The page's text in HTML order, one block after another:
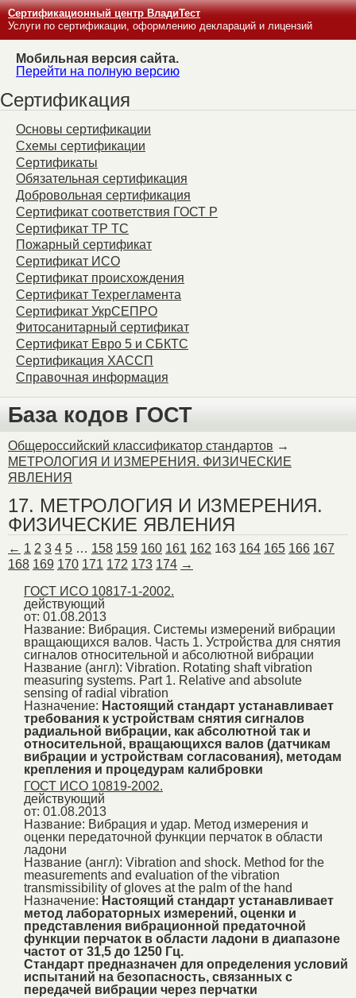
Сертификационный центр ВладиТест
Услуги по сертификации, оформлению деклараций и лицензий
Мобильная версия сайта.
Перейти на полную версию
Сертификация
Основы сертификации
Схемы сертификации
Сертификаты
Обязательная сертификация
Добровольная сертификация
Сертификат соответствия ГОСТ Р
Сертификат ТР ТС
Пожарный сертификат
Сертификат ИСО
Сертификат происхождения
Сертификат Техрегламента
Сертификат УкрСЕПРО
Фитосанитарный сертификат
Сертификат Евро 5 и СБКТС
Сертификация ХАССП
Справочная информация
База кодов ГОСТ
Общероссийский классификатор стандартов →
МЕТРОЛОГИЯ И ИЗМЕРЕНИЯ. ФИЗИЧЕСКИЕ
ЯВЛЕНИЯ
17. МЕТРОЛОГИЯ И ИЗМЕРЕНИЯ.
ФИЗИЧЕСКИЕ ЯВЛЕНИЯ
← 1 2 3 4 5 … 158 159 160 161 162 163 164 165 166 167
168 169 170 171 172 173 174 →
ГОСТ ИСО 10817-1-2002.
действующий
от: 01.08.2013
Название: Вибрация. Системы измерений вибрации
вращающихся валов. Часть 1. Устройства для снятия
сигналов относительной и абсолютной вибрации
Название (англ): Vibration. Rotating shaft vibration
measuring systems. Part 1. Relative and absolute
sensing of radial vibration
Назначение: Настоящий стандарт устанавливает
требования к устройствам снятия сигналов
радиальной вибрации, как абсолютной так и
относительной, вращающихся валов (датчикам
вибрации и устройствам согласования), методам
крепления и процедурам калибровки
ГОСТ ИСО 10819-2002.
действующий
от: 01.08.2013
Название: Вибрация и удар. Метод измерения и
оценки передаточной функции перчаток в области
ладони
Название (англ): Vibration and shock. Method for the
measurements and evaluation of the vibration
transmissibility of gloves at the palm of the hand
Назначение: Настоящий стандарт устанавливает
метод лабораторных измерений, оценки и
представления вибрационной предаточной
функции перчаток в области ладони в диапазоне
частот от 31,5 до 1250 Гц.
Стандарт предназначен для определения условий
испытаний на безопасность, связанных с
передачей вибрации через перчатки